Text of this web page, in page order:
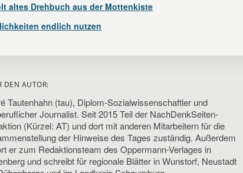
altes Drehbuch aus der Mottenkiste
endlich nutzen
DEN AUTOR:
Tautenhahn (tau), Diplom-Sozialwissenschaftler und
Journalist. Seit 2015 Teil der NachDenkSeiten-
(Kürzel: AT) und dort mit anderen Mitarbeitern für die
der Hinweise des Tages zuständig. Außerdem
er zum Redaktionsteam des Oppermann-Verlages in
und schreibt für regionale Blätter in Wunstorf, Neustadt